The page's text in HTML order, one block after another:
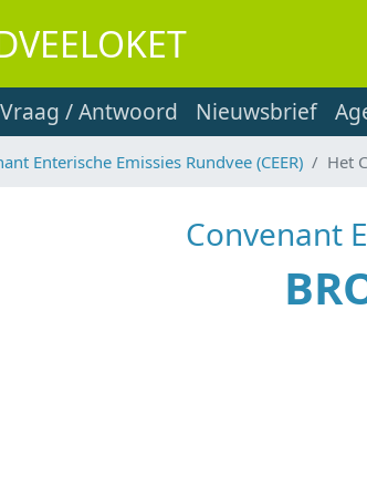
Vraag / Antwoord Nieuwsbrief
Enterische Emissies Rundvee (CEER) Het
Convenant